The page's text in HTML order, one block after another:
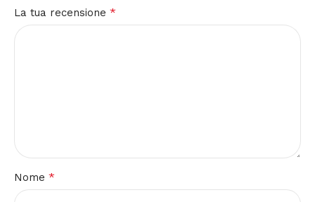
La tua recensione *
Nome *